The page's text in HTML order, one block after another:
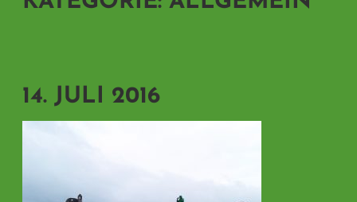
14. JULI 2016